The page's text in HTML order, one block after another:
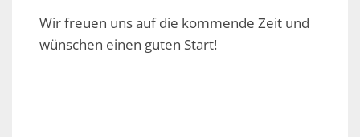
Wir freuen uns auf die kommende Zeit und
wünschen einen guten Start!